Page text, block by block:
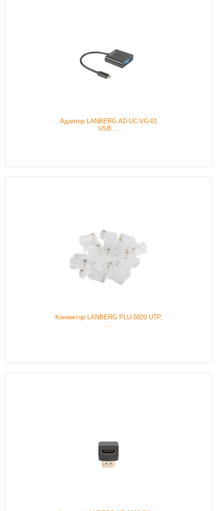
Адаптер LANBERG AD-UC-VG-01
USB ...
Коннектор LANBERG PLU-5020 UTP,
...